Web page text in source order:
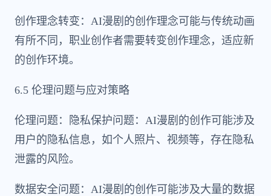
创作理念转变：AI漫剧的创作理念可能与传统动画
有所不同，职业创作者需要转变创作理念，适应新
的创作环境。
6.5 伦理问题与应对策略
伦理问题：隐私保护问题：AI漫剧的创作可能涉及
用户的隐私信息，如个人照片、视频等，存在隐私
泄露的风险。
数据安全问题：AI漫剧的创作可能涉及大量的数据